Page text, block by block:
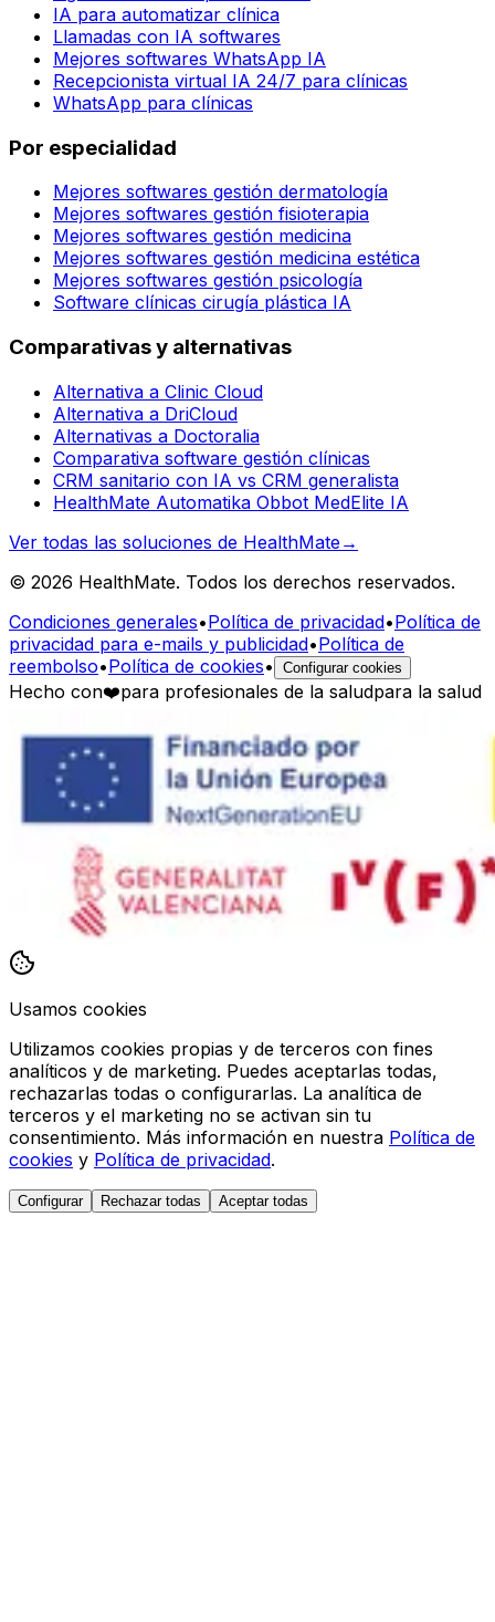
IA para automatizar clínica
Llamadas con IA softwares
Mejores softwares WhatsApp IA
Recepcionista virtual IA 24/7 para clínicas
WhatsApp para clínicas
Por especialidad
Mejores softwares gestión dermatología
Mejores softwares gestión fisioterapia
Mejores softwares gestión medicina
Mejores softwares gestión medicina estética
Mejores softwares gestión psicología
Software clínicas cirugía plástica IA
Comparativas y alternativas
Alternativa a Clinic Cloud
Alternativa a DriCloud
Alternativas a Doctoralia
Comparativa software gestión clínicas
CRM sanitario con IA vs CRM generalista
HealthMate Automatika Obbot MedElite IA
Ver todas las soluciones de HealthMate→
© 2026 HealthMate. Todos los derechos reservados.
Condiciones generales•Política de privacidad•Política de
privacidad para e-mails y publicidad•Política de
reembolso•Política de cookies• Configurar cookies
Hecho con❤️para profesionales de la saludpara la salud
Usamos cookies
Utilizamos cookies propias y de terceros con fines
analíticos y de marketing. Puedes aceptarlas todas,
rechazarlas todas o configurarlas. La analítica de
terceros y el marketing no se activan sin tu
consentimiento. Más información en nuestra Política de
cookies y Política de privacidad.
Configurar Rechazar todas Aceptar todas